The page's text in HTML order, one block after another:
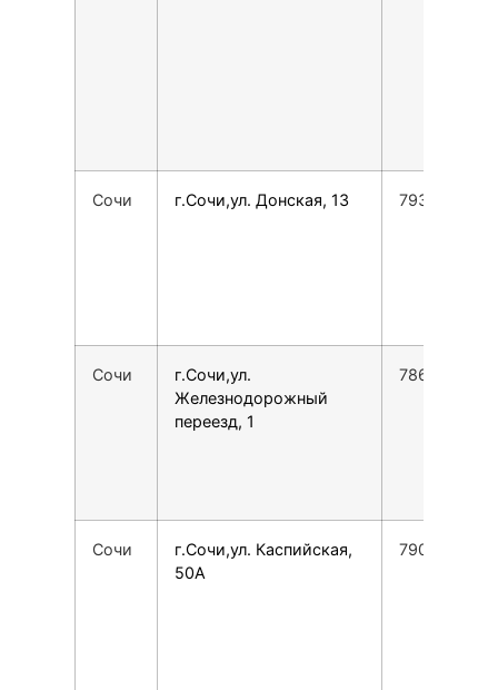
Сочи г.Сочи,ул. Донская, 13
Сочи
г.Сочи,ул.
Железнодорожный
переезд, 1
Сочи
г.Сочи,ул. Каспийская,
50А